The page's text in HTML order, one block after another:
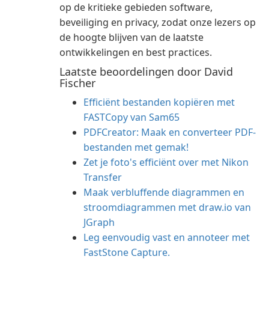
op de kritieke gebieden software,
beveiliging en privacy, zodat onze lezers op
de hoogte blijven van de laatste
ontwikkelingen en best practices.
Laatste beoordelingen door David
Fischer
Efficiënt bestanden kopiëren met
FASTCopy van Sam65
PDFCreator: Maak en converteer PDF-
bestanden met gemak!
Zet je foto's efficiënt over met Nikon
Transfer
Maak verbluffende diagrammen en
stroomdiagrammen met draw.io van
JGraph
Leg eenvoudig vast en annoteer met
FastStone Capture.